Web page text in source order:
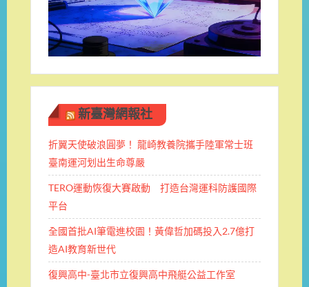
新臺灣網報社
折翼天使破浪圓夢！ 龍崎教養院攜手陸軍常士班 ​
臺南運河划出生命尊嚴
TERO運動恢復大賽啟動 打造台灣運科防護國際
平台
全國首批AI筆電進校園！黃偉哲加碼投入2.7億打
造AI教育新世代
復興高中-臺北市立復興高中飛艇公益工作室